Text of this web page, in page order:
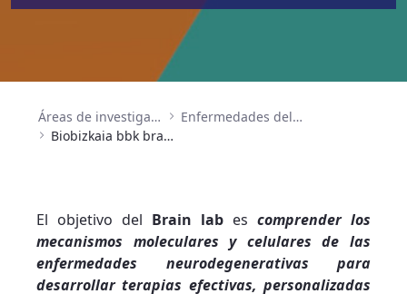
Áreas de investigación
Enfermedades del sistema nervioso
Biobizkaia bbk brainlab
El objetivo del Brain lab es comprender los
mecanismos moleculares y celulares de las
enfermedades neurodegenerativas para
desarrollar terapias efectivas, personalizadas